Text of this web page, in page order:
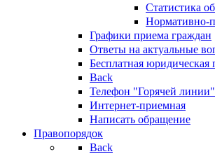
Статистика
Нормативно-
Графики приема граждан
Ответы на актуальные
Бесплатная
Back
Телефон "Горячей линии"
Интернет-приемная
Написать обращение
Правопорядок
Back